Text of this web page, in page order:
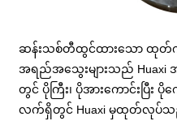
ဆန်းသစ်တီထွင်ထားသော ထုတ်ကုန်
အရည်အသွေးများသည် Huaxi အ
တွင် ပိုကြီး၊ ပိုအားကောင်းပြီး
လက်ရှိတွင် Huaxi မှထုတ်လုပ်သ